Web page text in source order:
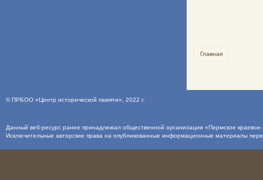
Главная
©ПРБОО «Центр исторической памяти» , 2022 г.
Данный веб-ресурс ранее принадлежал общественной организации «Пермское
Исключительные авторские права на опубликованные информационные материалы